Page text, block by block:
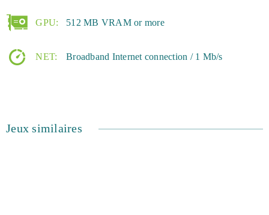
Les joueurs peuvent profiter d’Agar.io gratuitement dès
maintenant. Il ne vous reste plus qu'à démarrer votre
GPU: 512 MB VRAM or more
NET: Broadband Internet connection / 1 Mb/s
Jeux similaires